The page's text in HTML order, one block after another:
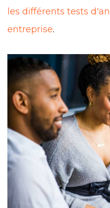
les différents tests
entreprise.